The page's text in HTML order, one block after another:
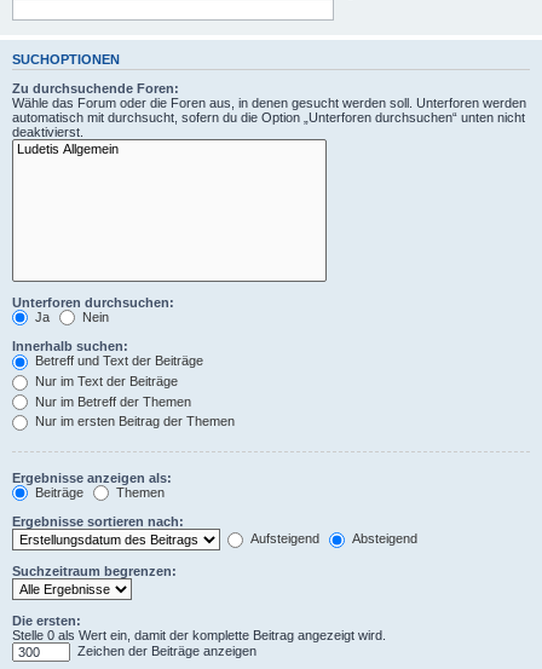
SUCHOPTIONEN
Zu durchsuchende Foren:
Wähle das Forum oder die Foren aus, in denen gesucht werden soll. Unterforen werden
automatisch mit durchsucht, sofern du die Option „Unterforen durchsuchen“ unten nicht
deaktivierst.
Unterforen durchsuchen:
Ja
Nein
Innerhalb suchen:
Betreff und Text der Beiträge
Nur im Text der Beiträge
Nur im Betreff der Themen
Nur im ersten Beitrag der Themen
Ergebnisse anzeigen als:
Beiträge
Themen
Ergebnisse sortieren nach:
Aufsteigend
Absteigend
Suchzeitraum begrenzen:
Die ersten:
Stelle 0 als Wert ein, damit der komplette Beitrag angezeigt wird.
Zeichen der Beiträge anzeigen